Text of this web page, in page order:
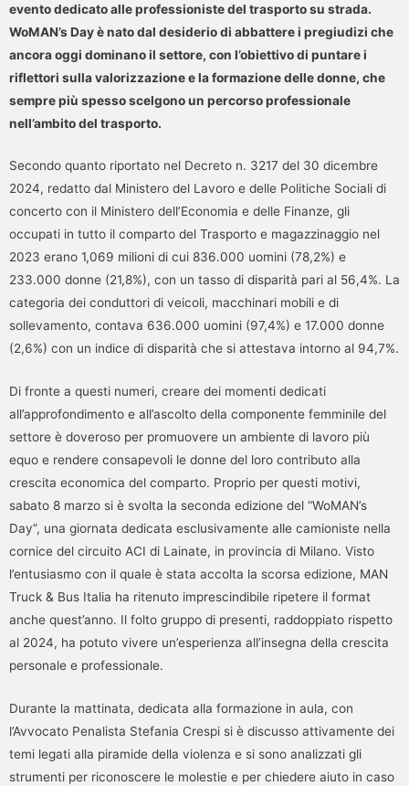
evento dedicato alle professioniste del trasporto su strada.
WoMAN’s Day è nato dal desiderio di abbattere i pregiudizi che
ancora oggi dominano il settore, con l’obiettivo di puntare i
riflettori sulla valorizzazione e la formazione delle donne, che
sempre più spesso scelgono un percorso professionale
nell’ambito del trasporto.
Secondo quanto riportato nel Decreto n. 3217 del 30 dicembre
2024, redatto dal Ministero del Lavoro e delle Politiche Sociali di
concerto con il Ministero dell’Economia e delle Finanze, gli
occupati in tutto il comparto del Trasporto e magazzinaggio nel
2023 erano 1,069 milioni di cui 836.000 uomini (78,2%) e
233.000 donne (21,8%), con un tasso di disparità pari al 56,4%. La
categoria dei conduttori di veicoli, macchinari mobili e di
sollevamento, contava 636.000 uomini (97,4%) e 17.000 donne
(2,6%) con un indice di disparità che si attestava intorno al 94,7%.
Di fronte a questi numeri, creare dei momenti dedicati
all’approfondimento e all’ascolto della componente femminile del
settore è doveroso per promuovere un ambiente di lavoro più
equo e rendere consapevoli le donne del loro contributo alla
crescita economica del comparto. Proprio per questi motivi,
sabato 8 marzo si è svolta la seconda edizione del “WoMAN’s
Day”, una giornata dedicata esclusivamente alle camioniste nella
cornice del circuito ACI di Lainate, in provincia di Milano. Visto
l’entusiasmo con il quale è stata accolta la scorsa edizione, MAN
Truck & Bus Italia ha ritenuto imprescindibile ripetere il format
anche quest’anno. Il folto gruppo di presenti, raddoppiato rispetto
al 2024, ha potuto vivere un’esperienza all’insegna della crescita
personale e professionale.
Durante la mattinata, dedicata alla formazione in aula, con
l’Avvocato Penalista Stefania Crespi si è discusso attivamente dei
temi legati alla piramide della violenza e si sono analizzati gli
strumenti per riconoscere le molestie e per chiedere aiuto in caso